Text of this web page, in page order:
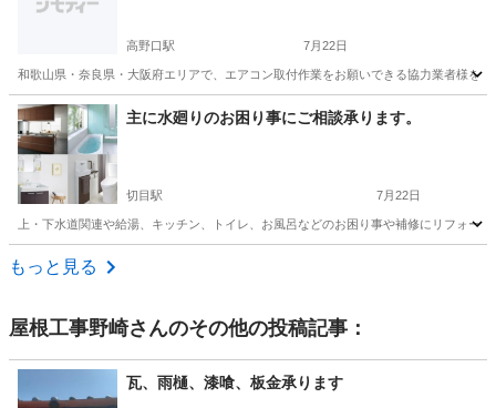
高野口駅 7月22日
和歌山県・奈良県・大阪府エリアで、エアコン取付作業をお願いできる協力業者様を
和歌山 橋本市 高野口駅 電気工事 スポット
主に水廻りのお困り事にご相談承ります。
切目駅 7月22日
上・下水道関連や給湯、キッチン、トイレ、お風呂などのお困り事や補修にリフォ
和歌山 日高郡
もっと見る
屋根工事野崎さんのその他の投稿記事：
瓦、雨樋、漆喰、板金承ります